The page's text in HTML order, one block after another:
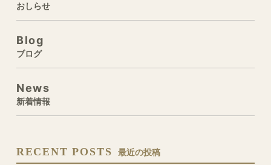
おしらせ
Blog
ブログ
News
新着情報
RECENT POSTS 最近の投稿